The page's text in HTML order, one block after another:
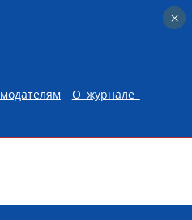
О журнале
×
×